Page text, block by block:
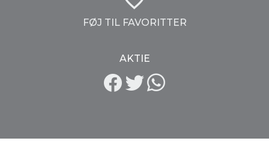
FØJ TIL FAVORITTER
AKTIE